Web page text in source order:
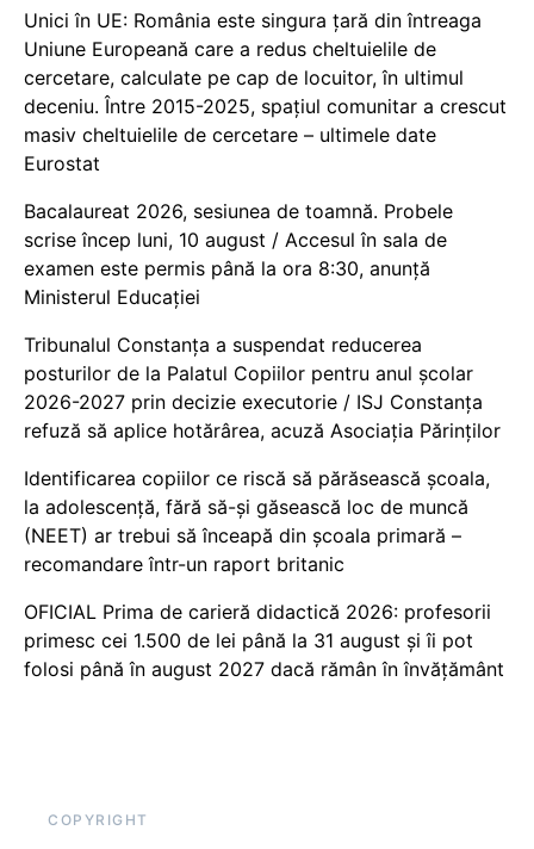
Unici în UE: România este singura țară din întreaga
Uniune Europeană care a redus cheltuielile de
cercetare, calculate pe cap de locuitor, în ultimul
deceniu. Între 2015-2025, spațiul comunitar a crescut
masiv cheltuielile de cercetare – ultimele date
Eurostat
Bacalaureat 2026, sesiunea de toamnă. Probele
scrise încep luni, 10 august / Accesul în sala de
examen este permis până la ora 8:30, anunță
Ministerul Educației
Tribunalul Constanța a suspendat reducerea
posturilor de la Palatul Copiilor pentru anul școlar
2026-2027 prin decizie executorie / ISJ Constanța
refuză să aplice hotărârea, acuză Asociația Părinților
Identificarea copiilor ce riscă să părăsească școala,
la adolescență, fără să-și găsească loc de muncă
(NEET) ar trebui să înceapă din școala primară –
recomandare într-un raport britanic
OFICIAL Prima de carieră didactică 2026: profesorii
primesc cei 1.500 de lei până la 31 august și îi pot
folosi până în august 2027 dacă rămân în învățământ
COPYRIGHT